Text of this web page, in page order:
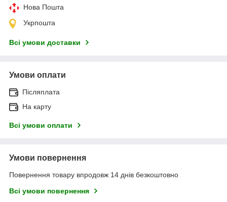
Нова Пошта
Укрпошта
Всі умови доставки
Умови оплати
Післяплата
На карту
Всі умови оплати
Умови повернення
Повернення товару впродовж 14 днів безкоштовно
Всі умови повернення